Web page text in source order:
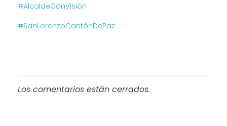
#AlcaldeConVisión
#SanLorenzoCantónDePaz
Los comentarios están cerrados.